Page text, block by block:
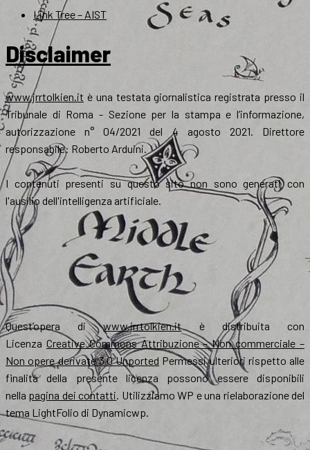
Link Tree – AIST
Disclaimer
www.jrrtolkien.it è una testata giornalistica registrata presso il
Tribunale di Roma - Sezione per la stampa e l’informazione,
autorizzazione n° 04/2021 del 4 agosto 2021. Direttore
responsabile: Roberto Arduini.
I contenuti presenti su questo sito non sono generati con
l'ausilio dell'intelligenza artificiale.
Quest’opera diwww.jrrtolkien.itè distribuita con
Licenza Creative Commons Attribuzione – Non commerciale –
Non opere derivate 3.0 Unported Permessi ulteriori rispetto alle
finalità della presente licenza possono essere disponibili
nella pagina dei contatti. Utilizziamo WP e una rielaborazione del
tema LightFolio di Dynamicwp.